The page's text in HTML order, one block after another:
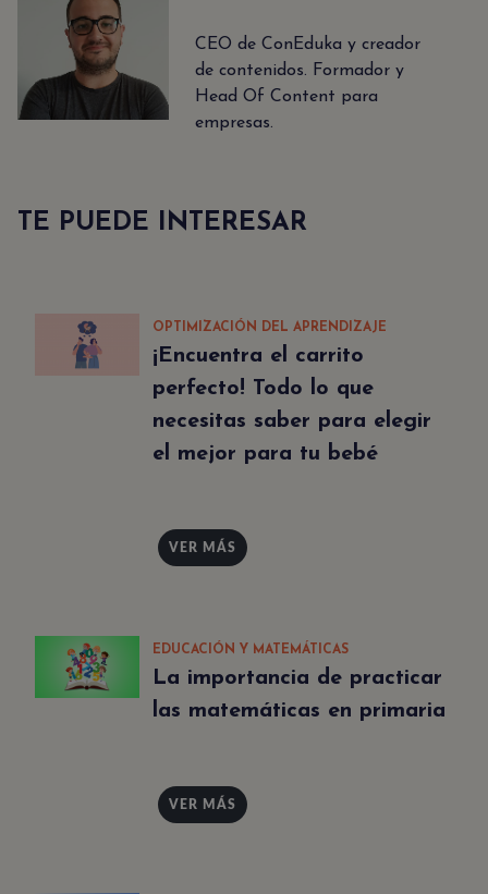
CEO de ConEduka y creador
de contenidos. Formador y
Head Of Content para
empresas.
TE PUEDE INTERESAR
OPTIMIZACIÓN DEL APRENDIZAJE
¡Encuentra el carrito
perfecto! Todo lo que
necesitas saber para elegir
el mejor para tu bebé
VER MÁS
EDUCACIÓN Y MATEMÁTICAS
La importancia de practicar
las matemáticas en primaria
VER MÁS